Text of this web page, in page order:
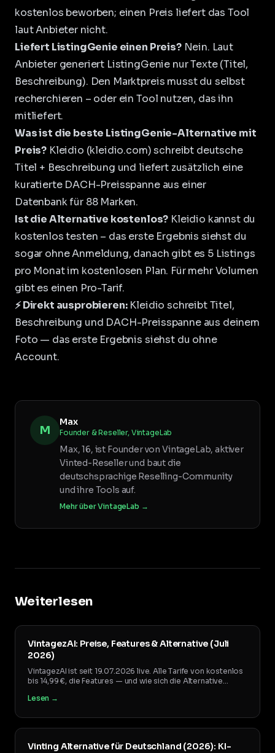
kostenlos beworben; einen Preis liefert das Tool
laut Anbieter nicht.
Liefert ListingGenie einen Preis?Nein. Laut
Anbieter generiert ListingGenie nur Texte (Titel,
Beschreibung). Den Marktpreis musst du selbst
recherchieren – oder ein Tool nutzen, das ihn
mitliefert.
Was ist die beste ListingGenie-Alternative mit
Preis? Kleidio (kleidio.com) schreibt deutsche
Titel + Beschreibung und liefert zusätzlich eine
kuratierte DACH-Preisspanne aus einer
Datenbank für 88 Marken.
Ist die Alternative kostenlos? Kleidio kannst du
kostenlos testen – das erste Ergebnis siehst du
sogar ohne Anmeldung, danach gibt es 5 Listings
pro Monat im kostenlosen Plan. Für mehr Volumen
gibt es einen Pro-Tarif.
⚡ Direkt ausprobieren: Kleidio schreibt Titel,
Beschreibung und DACH-Preisspanne aus deinem
Foto — das erste Ergebnis siehst du ohne
Account.
M
Max
Founder & Reseller, VintageLab
Max, 16, ist Founder von VintageLab, aktiver
Vinted-Reseller und baut die
deutschsprachige Reselling-Community
und ihre Tools auf.
Mehr über VintageLab →
Weiterlesen
VintagezAI: Preise, Features & Alternative (Juli
2026)
VintagezAI ist seit 19.07.2026 live. Alle Tarife von kostenlos
bis 14,99 €, die Features — und wie sich die Alternative
Lesen →
Vinting Alternative für Deutschland (2026): KI-